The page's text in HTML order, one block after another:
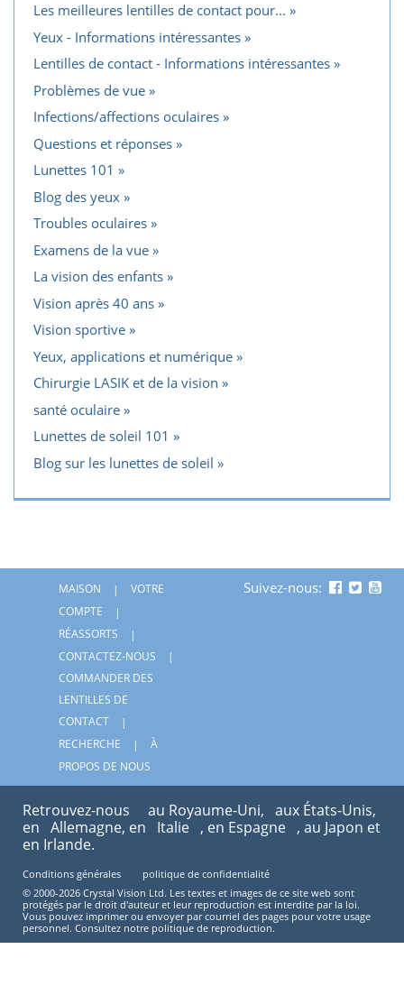
Les meilleures lentilles de contact pour...
Yeux - Informations intéressantes
Lentilles de contact - Informations intéressantes
Problèmes de vue
Infections/affections oculaires
Questions et réponses
Lunettes 101
Blog des yeux
Troubles oculaires
Examens de la vue
La vision des enfants
Vision après 40 ans
Vision sportive
Yeux, applications et numérique
Chirurgie LASIK et de la vision
santé oculaire
Lunettes de soleil 101
Blog sur les lunettes de soleil
MAISON
VOTRE
COMPTE
RÉASSORTS
CONTACTEZ-NOUS
COMMANDER DES
LENTILLES DE
CONTACT
RECHERCHE
À
PROPOS DE NOUS
Suivez-nous:
Retrouvez-nous au Royaume-Uni, aux États-Unis,
en Allemagne, en Italie , en Espagne , au Japon et
en Irlande.
Conditions générales
politique de confidentialité
© 2000-2026 Crystal Vision Ltd. Les textes et images de ce site web sont
protégés par le droit d'auteur et leur reproduction est interdite par la loi.
Vous pouvez imprimer ou envoyer par courriel des pages pour votre usage
personnel. Consultez notre politique de reproduction.